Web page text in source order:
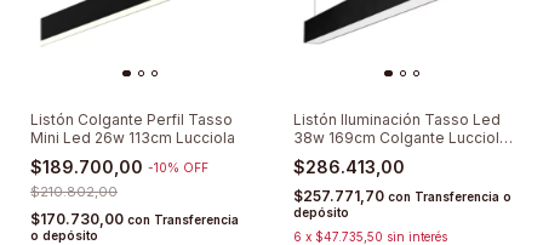
Listón Colgante Perfil Tasso
Mini Led 26w 113cm Lucciola
$189.700,00 -10% OFF
$210.802,00
$170.730,00 con Transferencia
o depósito
Listón Iluminación Tasso Led
38w 169cm Colgante Lucciola
3000K
$286.413,00
$257.771,70 con Transferencia o
depósito
6 x $47.735,50 sin interés